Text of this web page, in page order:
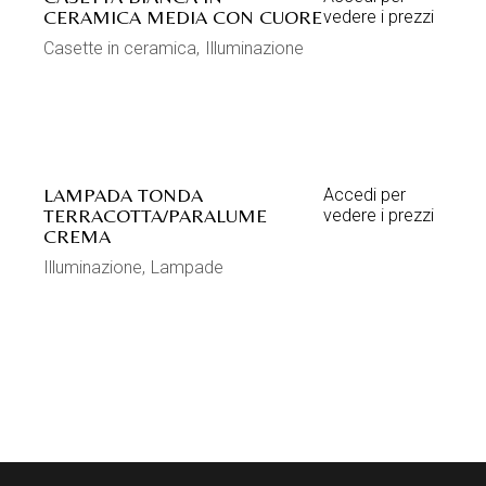
CERAMICA MEDIA CON CUOREvedere i prezzi
Casette in ceramica Illuminazione
LAMPADA TONDA
TERRACOTTA/PARALUME
CREMA
Accedi per
vedere i prezzi
Illuminazione Lampade